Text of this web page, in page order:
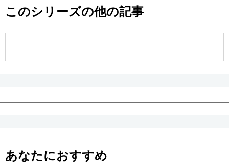
このシリーズの他の記事
あなたにおすすめ